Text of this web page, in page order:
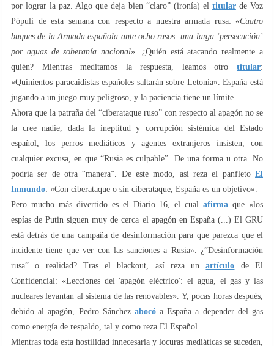
por lograr la paz. Algo que deja bien “claro” (ironía) el titularde Voz
Pópuli de esta semana con respecto a nuestra armada rusa: «Cuatro
buques de la Armada española ante ocho rusos: una larga ‘persecución’
por aguas de soberanía nacional». ¿Quién está atacando realmente a
quién? Mientras meditamos la respuesta, leamos otro titular:
«Quinientos paracaidistas españoles saltarán sobre Letonia». España está
jugando a un juego muy peligroso, y la paciencia tiene un límite.
Ahora que la patraña del “ciberataque ruso” con respecto al apagón no se
la cree nadie, dada la ineptitud y corrupción sistémica del Estado
español, los perros mediáticos y agentes extranjeros insisten, con
cualquier excusa, en que “Rusia es culpable”. De una forma u otra. No
podría ser de otra “manera”. De este modo, así reza el panfleto El
Inmundo: «Con ciberataque o sin ciberataque, España es un objetivo».
Pero mucho más divertido es el Diario 16, el cualafirma que «los
espías de Putin siguen muy de cerca el apagón en España (...) El GRU
está detrás de una campaña de desinformación para que parezca que el
incidente tiene que ver con las sanciones a Rusia». ¿”Desinformación
rusa” o realidad? Tras el blackout, así reza unartículo de El
Confidencial: «Lecciones del 'apagón eléctrico': el agua, el gas y las
nucleares levantan al sistema de las renovables». Y, pocas horas después,
debido al apagón, Pedro Sánchez abocóa España a depender del gas
como energía de respaldo, tal y como reza El Español.
Mientras toda esta hostilidad innecesaria y locuras mediáticas se suceden,